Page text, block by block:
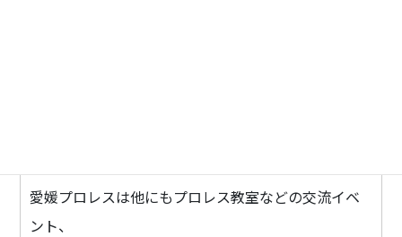
愛媛プロレスは他にもプロレス教室などの交流イベ
ント、